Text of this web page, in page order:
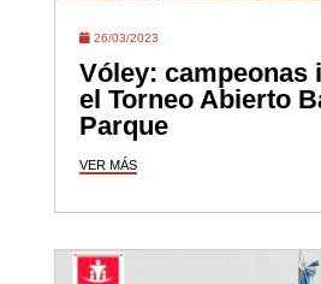
26/03/2023
Vóley: campeonas
el Torneo Abierto
Parque
VER MÁS